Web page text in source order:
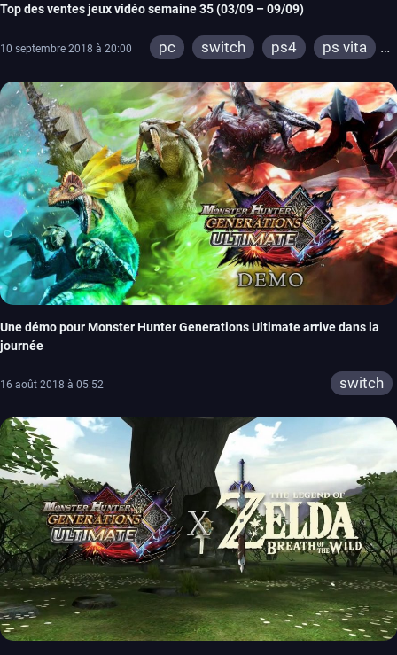
Top des ventes jeux vidéo semaine 35 (03/09 – 09/09)
10 septembre 2018 à 20:00 pc switch ps4
ps vita
Une démo pour Monster Hunter Generations Ultimate arrive dans la
journée
16 août 2018 à 05:52 switch